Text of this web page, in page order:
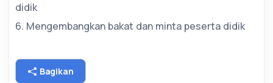
didik
6. Mengembangkan bakat dan minta peserta didik
Bagikan